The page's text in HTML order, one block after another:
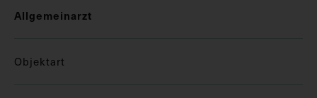
Allgemeinarzt
Objektart